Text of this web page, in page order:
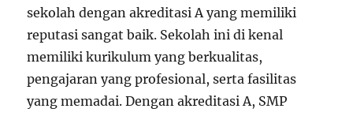
sekolah dengan akreditasi A yang memiliki
reputasi sangat baik. Sekolah ini di kenal
memiliki kurikulum yang berkualitas,
pengajaran yang profesional, serta fasilitas
yang memadai. Dengan akreditasi A, SMP